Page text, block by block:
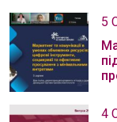
5
4